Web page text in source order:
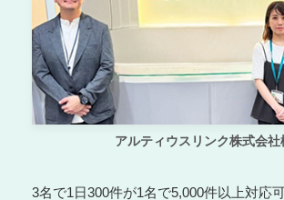
アルティウスリンク株式会社
3名で1日300件が1名で5,000件以上対応